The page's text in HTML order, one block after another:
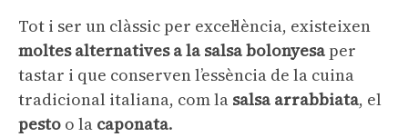
Tot i ser un clàssic per excel·lència, existeixen
moltes alternatives a la salsa bolonyesa per
tastar i que conserven l’essència de la cuina
tradicional italiana, com la salsa arrabbiata, el
pesto o la caponata.